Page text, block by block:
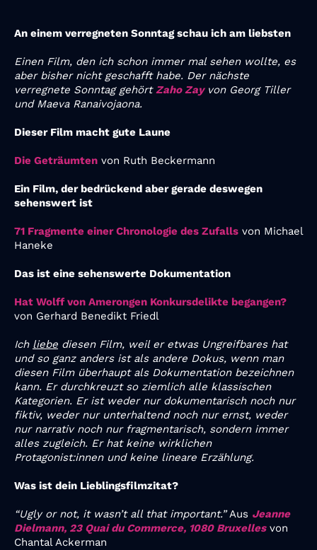
An einem verregneten Sonntag schau ich am liebsten
Einen Film, den ich schon immer mal sehen wollte, es
aber bisher nicht geschafft habe. Der nächste
verregnete Sonntag gehörtZaho Zayvon Georg Tiller
und Maeva Ranaivojaona.
Dieser Film macht gute Laune
Die Geträumten von Ruth Beckermann
Ein Film, der bedrückend aber gerade deswegen
sehenswert ist
71 Fragmente einer Chronologie des Zufalls von Michael
Haneke
Das ist eine sehenswerte Dokumentation
Hat Wolff von Amerongen Konkursdelikte begangen?
von Gerhard Benedikt Friedl
Ich liebe diesen Film, weil er etwas Ungreifbares hat
und so ganz anders ist als andere Dokus, wenn man
diesen Film überhaupt als Dokumentation bezeichnen
kann. Er durchkreuzt so ziemlich alle klassischen
Kategorien. Er ist weder nur dokumentarisch noch nur
fiktiv, weder nur unterhaltend noch nur ernst, weder
nur narrativ noch nur fragmentarisch, sondern immer
alles zugleich. Er hat keine wirklichen
Protagonist:innen und keine lineare Erzählung.
Was ist dein Lieblingsfilmzitat?
“Ugly or not, it wasn’t all that important.”Aus Jeanne
Dielmann, 23 Quai du Commerce, 1080 Bruxellesvon
Chantal Ackerman